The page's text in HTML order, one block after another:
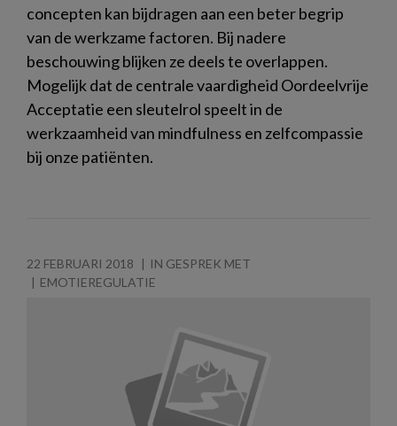
concepten kan bijdragen aan een beter begrip
van de werkzame factoren. Bij nadere
beschouwing blijken ze deels te overlappen.
Mogelijk dat de centrale vaardigheid Oordeelvrije
Acceptatie een sleutelrol speelt in de
werkzaamheid van mindfulness en zelfcompassie
bij onze patiënten.
22 FEBRUARI 2018
IN GESPREK MET
EMOTIEREGULATIE